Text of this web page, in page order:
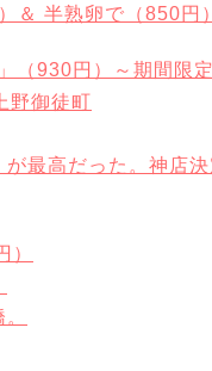
＆ 半熟卵で（850円
（930円）～期間限
野御徒町
が最高だった。神店
）